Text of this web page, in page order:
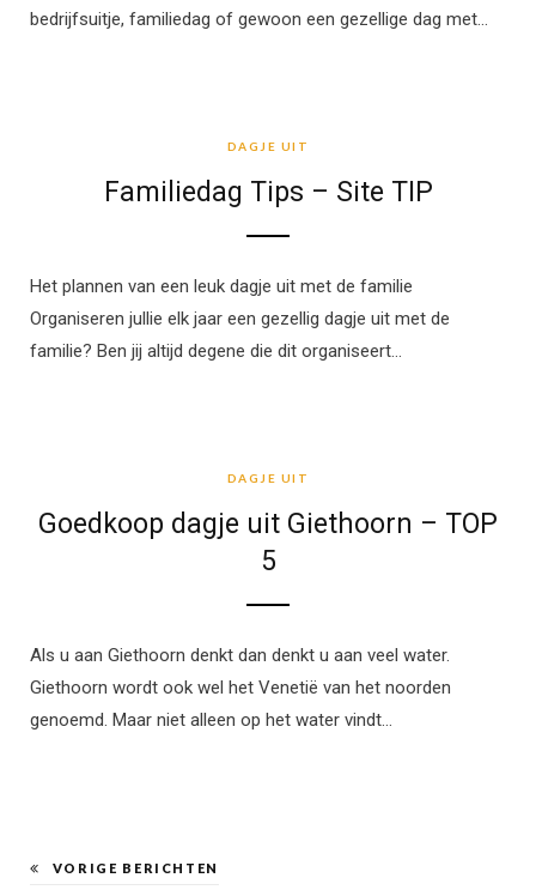
bedrijfsuitje, familiedag of gewoon een gezellige dag met…
DAGJE UIT
Familiedag Tips – Site TIP
Het plannen van een leuk dagje uit met de familie
Organiseren jullie elk jaar een gezellig dagje uit met de
familie? Ben jij altijd degene die dit organiseert…
DAGJE UIT
Goedkoop dagje uit Giethoorn – TOP
5
Als u aan Giethoorn denkt dan denkt u aan veel water.
Giethoorn wordt ook wel het Venetië van het noorden
genoemd. Maar niet alleen op het water vindt…
VORIGE BERICHTEN